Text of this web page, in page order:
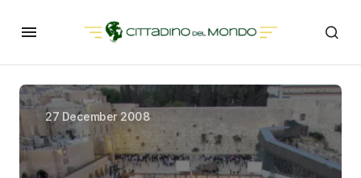
27 December 2008